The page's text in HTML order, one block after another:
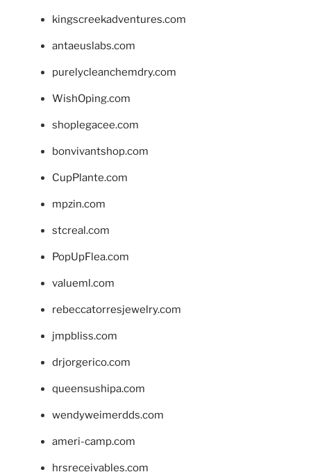
kingscreekadventures.com
antaeuslabs.com
purelycleanchemdry.com
WishOping.com
shoplegacee.com
bonvivantshop.com
CupPlante.com
mpzin.com
stcreal.com
PopUpFlea.com
valueml.com
rebeccatorresjewelry.com
jmpbliss.com
drjorgerico.com
queensushipa.com
wendyweimerdds.com
ameri-camp.com
hrsreceivables.com